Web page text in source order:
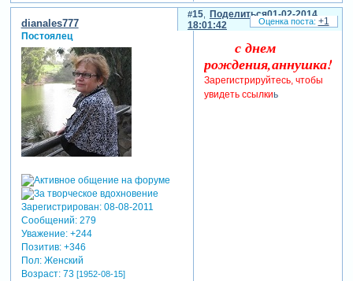
Поделиться
15
01-02-2014
18:01:42
dianales777
Постоялец
Зарегистрирован: 08-08-2011
Сообщений:279
Уважение: +244
Позитив: +346
Пол:Женский
Возраст:73 [1952-08-15]
с днем
рождения,аннушка!
Зарегистрируйтесь, чтобы
увидеть ссылкиь
+1